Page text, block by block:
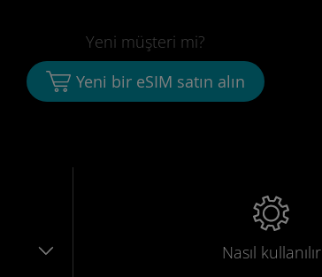
Yeni müşteri mi?
Yeni bir eSIM satın alın
Nasıl kullanılır